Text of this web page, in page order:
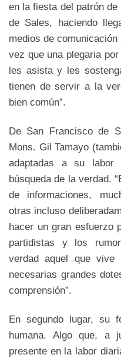
en la fiesta del patrón
de Sales, haciendo
medios de
vez que una plegaria
les asista y les
tienen de servir a la
bien común”.
De San Francisco de
Mons. Gil Tamayo
adaptadas a su labor
búsqueda de la verdad.
de informaciones,
otras incluso
hacer un gran esfuerzo
partidistas y los
verdad aquel que
necesarias grandes
comprensión”.
En segundo lugar, su
humana. Algo que, a
presente en la labor